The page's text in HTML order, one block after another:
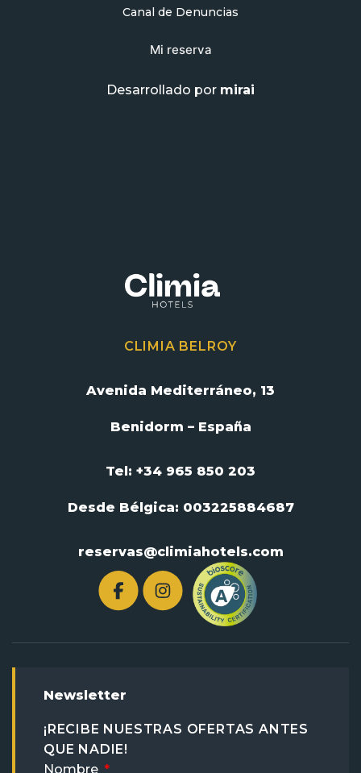
Canal de Denuncias
Mi reserva
Desarrollado por mirai
CLIMIA BELROY
Avenida Mediterráneo, 13
Benidorm – España
Tel: +34 965 850 203
Desde Bélgica: 003225884687
reservas@climiahotels.com
Newsletter
¡RECIBE NUESTRAS OFERTAS ANTES
QUE NADIE!
Nombre